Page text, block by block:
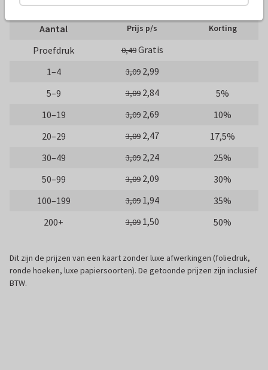
10 x 15 cm 15 x 21 cm 21 x 30 cm
Aantal Prijs p/s Korting
Proefdruk 0,49Gratis
1–4
3,09 2,99
5–9
3,09 2,84
5%
10–19
3,09 2,69
10%
20–29
3,09 2,47
17,5%
30–49
3,09 2,24
25%
50–99
3,09 2,09
30%
100–199
3,09 1,94
35%
200+
3,09 1,50 50%
Dit zijn de prijzen van een kaart zonder luxe afwerkingen (foliedruk,
ronde hoeken, luxe papiersoorten). De getoonde prijzen zijn inclusief
BTW.